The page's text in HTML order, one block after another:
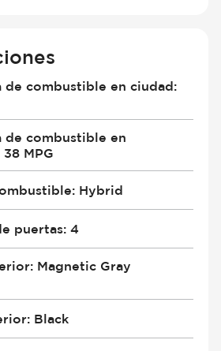
de combustible en ciudad:
de combustible en
38 MPG
: Hybrid
puertas: 4
: Magnetic Gray
: Black